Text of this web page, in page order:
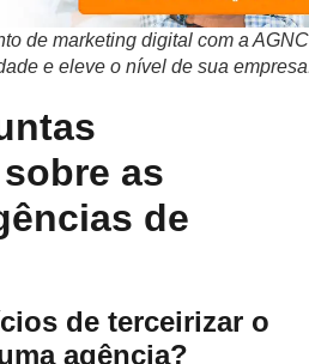
de marketing digital com a AGNC
e eleve o nível de sua
as
de
de terceirizar o
agência?